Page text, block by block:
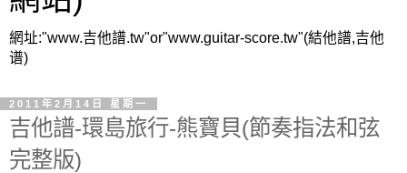
網址:"www.吉他譜.tw"or"www.guitar-score.tw"(結他譜,吉他
谱)
2011年2月14日 星期一
吉他譜-環島旅行-熊寶貝(節奏指法和弦
完整版)